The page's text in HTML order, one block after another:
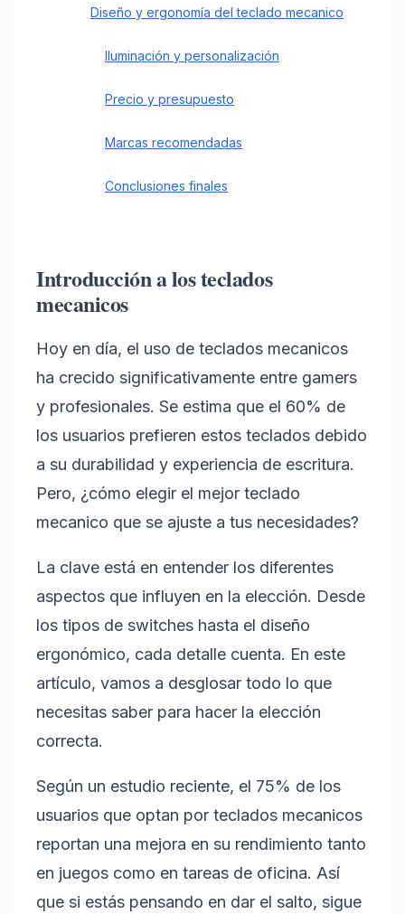
Diseño y ergonomía del teclado mecanico
Iluminación y personalización
Precio y presupuesto
Marcas recomendadas
Conclusiones finales
Introducción a los teclados
mecanicos
Hoy en día, el uso de teclados mecanicos
ha crecido significativamente entre gamers
y profesionales. Se estima que el 60% de
los usuarios prefieren estos teclados debido
a su durabilidad y experiencia de escritura.
Pero, ¿cómo elegir el mejor teclado
mecanico que se ajuste a tus necesidades?
La clave está en entender los diferentes
aspectos que influyen en la elección. Desde
los tipos de switches hasta el diseño
ergonómico, cada detalle cuenta. En este
artículo, vamos a desglosar todo lo que
necesitas saber para hacer la elección
correcta.
Según un estudio reciente, el 75% de los
usuarios que optan por teclados mecanicos
reportan una mejora en su rendimiento tanto
en juegos como en tareas de oficina. Así
que si estás pensando en dar el salto, sigue